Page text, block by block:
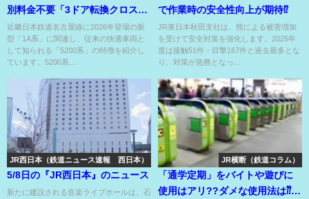
別料金不要「3ドア転換クロスシ
ート車」の近鉄5200系⁉
近畿日本鉄道名古屋線に2026年登場の新
型「1A系」に関連し、従来の快適車両と
して知られる「5200系」の特徴を紹介し
ています。5200系...
で作業時の安全性向上が期待⁉
JR東日本秋田支社は、熊による被害増加
を受けて安全対策を強化します。2025年
度は接触51件・目撃167件と過去最多とな
り、対策が急務となっ...
JR西日本（鉄道ニュース速報 西日本）
5/8日の『JR西日本』のニュース
新たに建設される音楽ライブホールは、石
JR横断（鉄道コラム）
「通学定期」をバイトや遊びに
使用はアリ??ダメな使用法は⁇通